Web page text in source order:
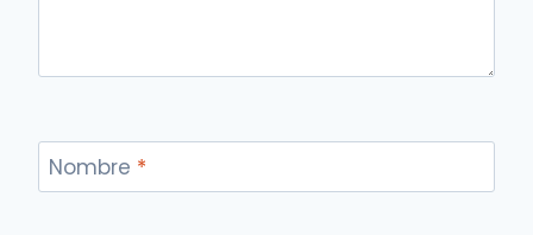
Nombre *